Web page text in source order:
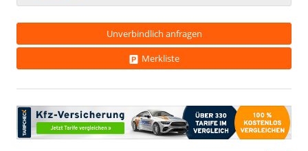
Unverbindlich anfragen
Merkliste